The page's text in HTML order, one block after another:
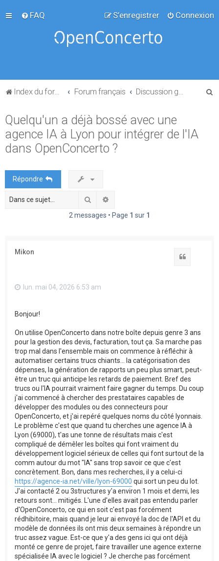
FAQ Connexion
S’enregistrer
Index du forum Forum français
Quelqu'un a déjà bossé avec une
agence IA à Lyon pour intégrer de l'IA
dans OpenConcerto ?
Répondre
Rechercher
2 messages • Page 1 sur 1
Mikon
lun. mai 04, 2026 6:53 am
Bonjour!
On utilise OpenConcerto dans notre boîte depuis genre 3 ans
pour la gestion des devis, facturation, tout ça. Sa marche pas
trop mal dans l'ensemble mais on commence à réfléchir à
automatiser certains trucs chiants... la catégorisation des
dépenses, la génération de rapports un peu plus smart, peut-
être un truc qui anticipe les retards de paiement. Bref des
trucs ou l'IA pourrait vraiment faire gagner du temps. Du coup
j'ai commencé à chercher des prestataires capables de
développer des modules ou des connecteurs pour
OpenConcerto, et j'ai repéré quelques noms du côté lyonnais.
Le problème c'est que quand tu cherches une agence IA à
Lyon (69000), t'as une tonne de résultats mais c'est
compliqué de démêler les boîtes qui font vraiment du
développement logiciel sérieux de celles qui font surtout de la
comm autour du mot "IA" sans trop savoir ce que c'est
concrètement. Bon, dans mes recherches, il y a celui-ci
https://agence-ia.net/ville/lyon-69000 qui sort un peu du lot.
J'ai contacté 2 ou 3structures y'a environ 1 mois et demi, les
retours sont... mitigés. L'une d'elles avait pas entendu parler
d'OpenConcerto, ce qui en soit c'est pas forcément
rédhibitoire, mais quand je leur ai envoyé la doc de l'API et du
modèle de données ils ont mis deux semaines à répondre un
truc assez vague. Est-ce que y'a des gens ici qui ont déjà
monté ce genre de projet, faire travailler une agence externe
spécialisée IA avec le logiciel ? Je cherche pas forcément